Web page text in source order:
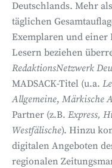
Deutschlands. Mehr
täglichen
Exemplaren und einer
Lesern beziehen
RedaktionsNetzwerk
MADSACK-Titel (u.a.
Allgemeine, Märkische
Partner (z.B. Express,
Westfälische). Hinzu
digitalen Angeboten
regionalen